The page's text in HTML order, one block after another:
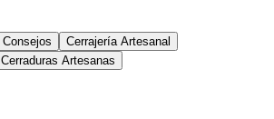
Consejos
Cerrajería Artesanal
Cerraduras Artesanas